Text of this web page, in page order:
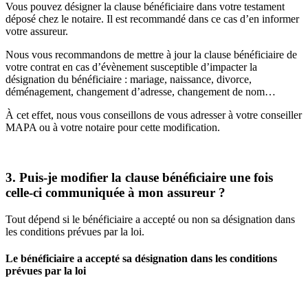
Vous pouvez désigner la clause bénéficiaire dans votre testament
déposé chez le notaire. Il est recommandé dans ce cas d’en informer
votre assureur.
Nous vous recommandons de mettre à jour la clause bénéficiaire de
votre contrat en cas d’évènement susceptible d’impacter la
désignation du bénéficiaire : mariage, naissance, divorce,
déménagement, changement d’adresse, changement de nom…
À cet effet, nous vous conseillons de vous adresser à votre conseiller
MAPA ou à votre notaire pour cette modification.
3. Puis-je modiﬁer la clause bénéﬁciaire une fois
celle-ci communiquée à mon assureur ?
Tout dépend si le bénéficiaire a accepté ou non sa désignation dans
les conditions prévues par la loi.
Le bénéficiaire a accepté sa désignation dans les conditions
prévues par la loi